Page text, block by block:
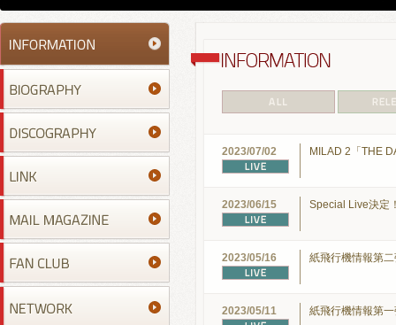
2023/07/02 MILAD 2「THE
2023/06/15 Special Live決定
2023/05/16 紙飛行機情報第
2023/05/11 紙飛行機情報第